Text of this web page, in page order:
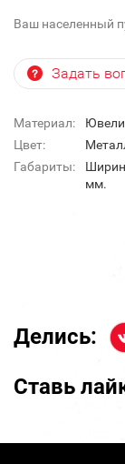
Ваш населенный
Задать
Материал:
Цвет:
Габариты:
мм.
Делись:
Ставь